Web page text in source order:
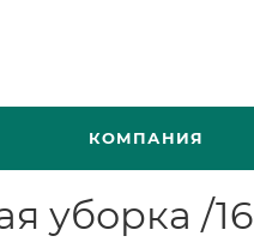
КОМПАНИЯ
уборка /16